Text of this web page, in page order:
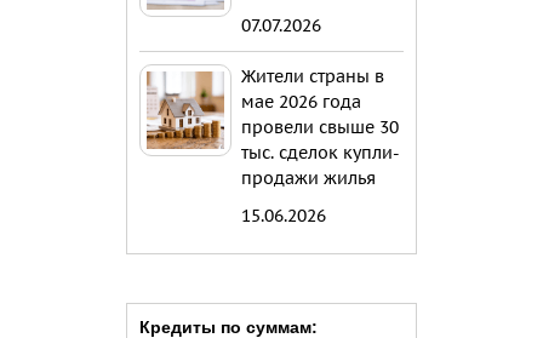
07.07.2026
Жители страны в
мае 2026 года
провели свыше 30
тыс. сделок купли-
продажи жилья
15.06.2026
Кредиты по суммам: